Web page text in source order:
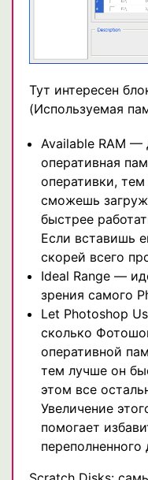
Тут интересен
(Используемая
Available RAM —
оперативная
оперативки,
сможешь
быстрее
Если вставишь
скорей всего
Ideal Range —
зрения самого
Let Photoshop
сколько
оперативной
тем лучше он
этом все
Увеличение
помогает
переполненного